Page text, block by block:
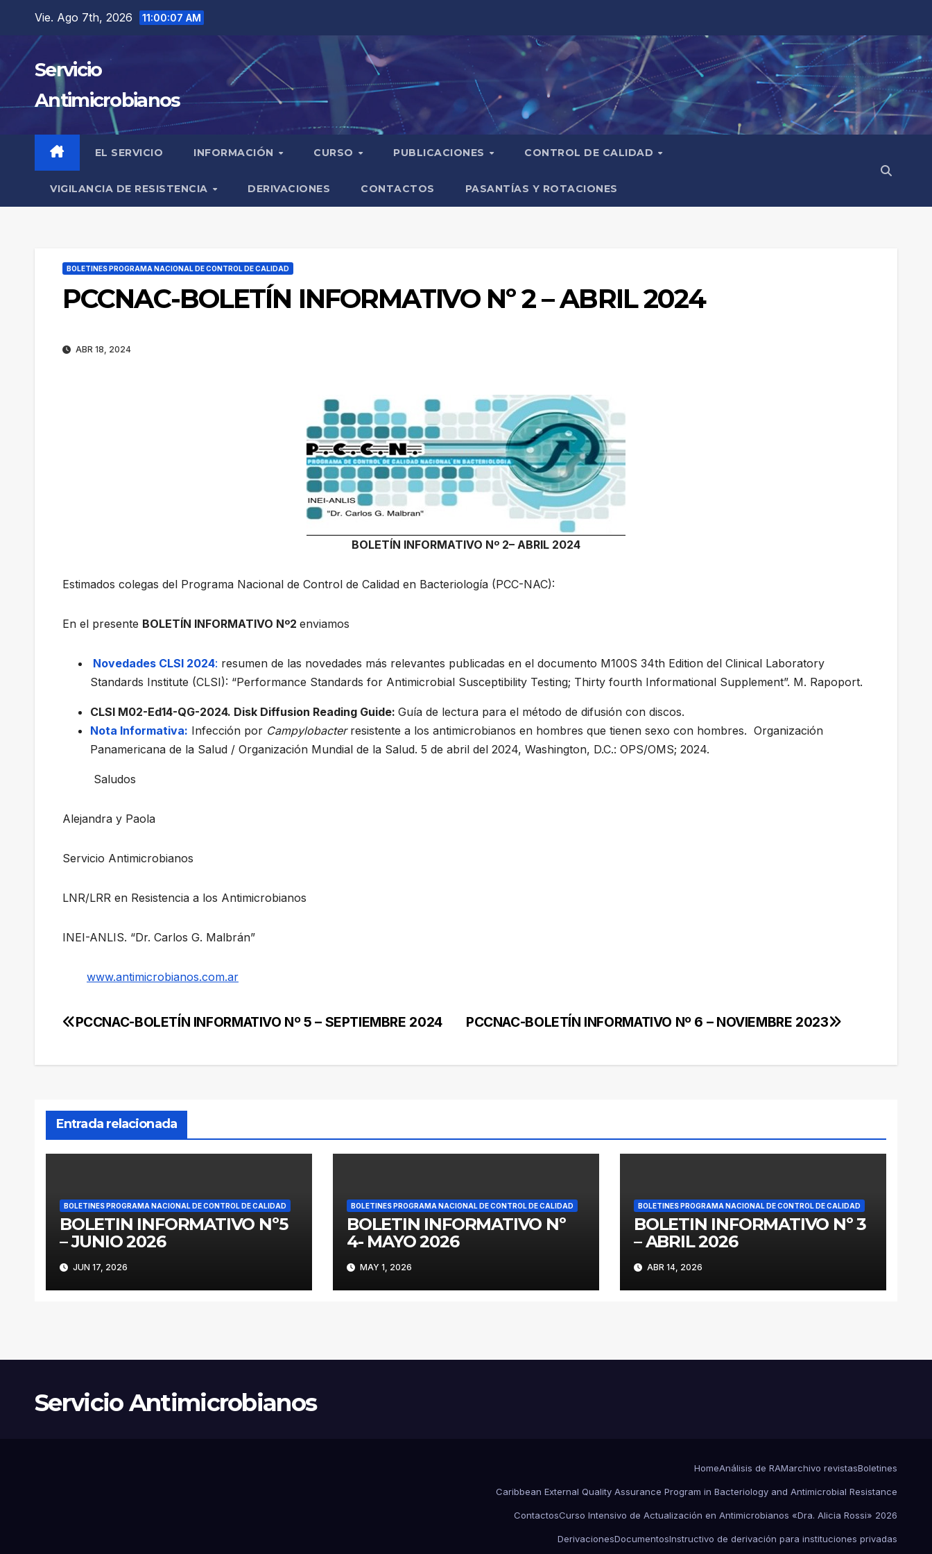
contenido
Vie. Ago 7th, 2026 11:00:08 AM
Servicio
Antimicrobianos
EL SERVICIO INFORMACIÓN CURSO PUBLICACIONES CONTROL DE CALIDAD
VIGILANCIA DE RESISTENCIA DERIVACIONES CONTACTOS PASANTÍAS Y ROTACIONES
BOLETINES PROGRAMA NACIONAL DE CONTROL DE CALIDAD
PCCNAC-BOLETÍN INFORMATIVO Nº 2 – ABRIL 2024
ABR 18, 2024
BOLETÍN INFORMATIVO Nº 2– ABRIL 2024
Estimados colegas del Programa Nacional de Control de Calidad en Bacteriología (PCC-NAC):
En el presente BOLETÍN INFORMATIVO Nº2 enviamos
Novedades CLSI 2024: resumen de las novedades más relevantes publicadas en el documento M100S 34th Edition del Clinical Laboratory
Standards Institute (CLSI): “Performance Standards for Antimicrobial Susceptibility Testing; Thirty fourth Informational Supplement”. M. Rapoport.
CLSI M02-Ed14-QG-2024. Disk Diffusion Reading Guide: Guía de lectura para el método de difusión con discos.
Nota Informativa: Infección por Campylobacter resistente a los antimicrobianos en hombres que tienen sexo con hombres. Organización
Panamericana de la Salud / Organización Mundial de la Salud. 5 de abril del 2024, Washington, D.C.: OPS/OMS; 2024.
Saludos
Alejandra y Paola
Servicio Antimicrobianos
LNR/LRR en Resistencia a los Antimicrobianos
INEI-ANLIS. “Dr. Carlos G. Malbrán”
www.antimicrobianos.com.ar
Navegación
PCCNAC-BOLETÍN INFORMATIVO Nº 6 – NOVIEMBRE 2023
PCCNAC-BOLETÍN INFORMATIVO Nº 5 – SEPTIEMBRE 2024
Entrada relacionada
BOLETINES PROGRAMA NACIONAL DE CONTROL DE CALIDAD
BOLETIN INFORMATIVO Nº5
– JUNIO 2026
JUN 17, 2026
BOLETINES PROGRAMA NACIONAL DE CONTROL DE CALIDAD
BOLETIN INFORMATIVO Nº
4- MAYO 2026
MAY 1, 2026
BOLETINES PROGRAMA NACIONAL DE CONTROL DE CALIDAD
BOLETIN INFORMATIVO Nº 3
– ABRIL 2026
ABR 14, 2026
Servicio Antimicrobianos
HomeAnálisis de RAMarchivo revistasBoletines
Caribbean External Quality Assurance Program in Bacteriology and Antimicrobial Resistance
ContactosCurso Intensivo de Actualización en Antimicrobianos «Dra. Alicia Rossi» 2026
DerivacionesDocumentosInstructivo de derivación para instituciones privadas